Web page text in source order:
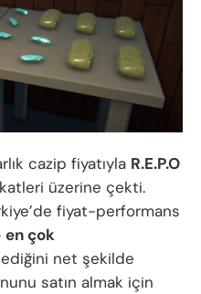
cazip fiyatıyla R.E.P.O
üzerine çekti.
fiyat-performans
en çok
net şekilde
satın almak için